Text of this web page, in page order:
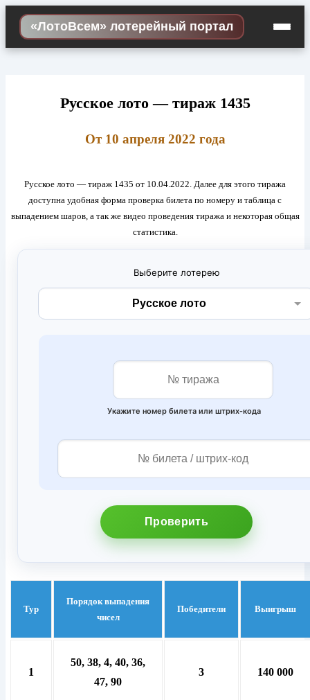
Skip
content
«ЛотоВсем» лотерейный портал
Русское лото — тираж 1435
От 10 апреля 2022 года
Русское лото — тираж 1435 от 10.04.2022. Далее для этого тиража
доступна удобная форма проверка билета по номеру и таблица с
выпадением шаров, а так же видео проведения тиража и некоторая общая
статистика.
Выберите лотерею
Укажите номер билета или штрих‑кода
Проверить
Тур
Порядок выпадения
чисел
Победители Выигрыш
1
50, 38, 4, 40, 36,
47, 90
3 140 000